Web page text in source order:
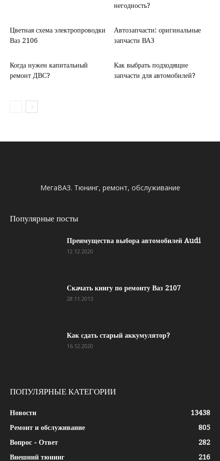
негодность?
Цветная схема электропроводки
Ваз 2106
Автозапчасти: оригинальные
запчасти ВАЗ
Когда нужен капитальный
ремонт ДВС?
Как выбрать подходящие
запчасти для автомобилей?
МегаВАЗ. Тюнинг, ремонт, обслуживание
Популярные посты
Преимущества выбора автомобилей Audi
12.12.2020
Скачать книгу по ремонту Ваз 2107
28.11.2013
Как сдать старый аккумулятор?
16.12.2020
ПОПУЛЯРНЫЕ КАТЕГОРИИ
Новости
13438
Ремонт и обслуживание
805
Вопрос - Ответ
282
Внешний тюнинг
216